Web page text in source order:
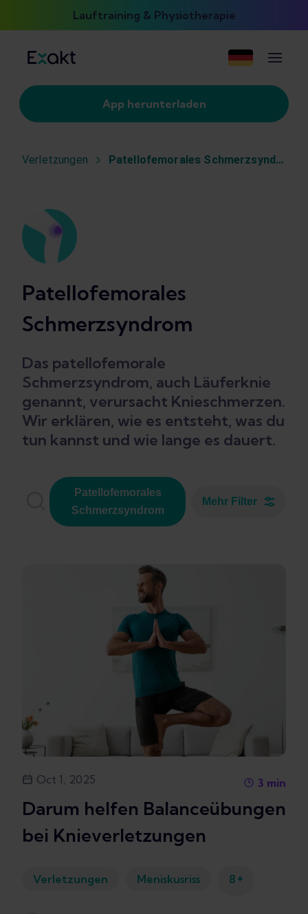
Lauftraining & Physiotherapie
App herunterladen
Verletzungen Patellofemorales Schmerzsyndrom
Patellofemorales
Schmerzsyndrom
Das patellofemorale
Schmerzsyndrom, auch Läuferknie
genannt, verursacht Knieschmerzen.
Wir erklären, wie es entsteht, was du
tun kannst und wie lange es dauert.
Patellofemorales
Schmerzsyndrom
Mehr Filter
Oct 1, 2025 3 min
Darum helfen Balanceübungen
bei Knieverletzungen
Verletzungen Meniskusriss 8 +